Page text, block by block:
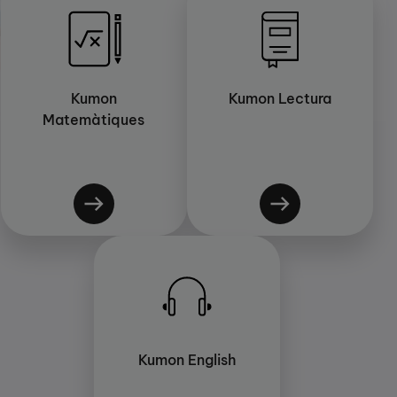
Kumon
Matemàtiques
Kumon Lectura
Kumon English